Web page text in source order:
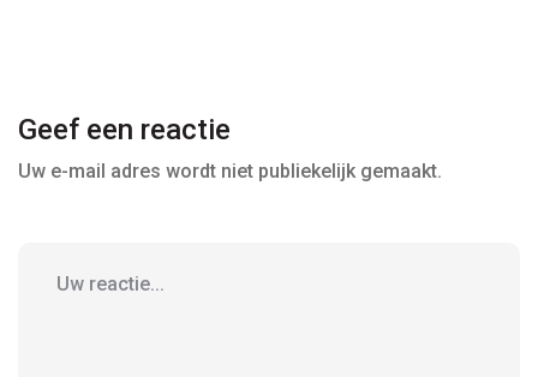
Geef een reactie
Uw e-mail adres wordt niet publiekelijk gemaakt.